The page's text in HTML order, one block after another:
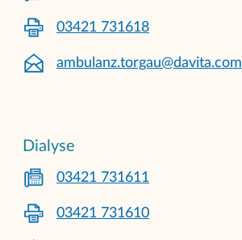
03421 731618
ambulanz.torgau@davita.com
Dialyse
03421 731611
03421 731610